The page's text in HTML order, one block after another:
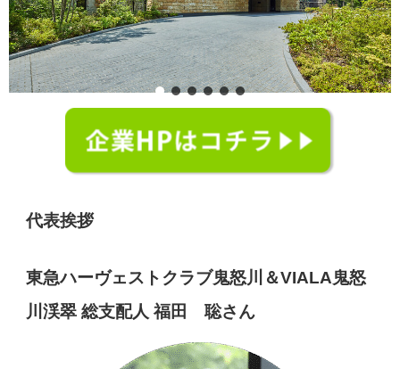
代表挨拶
東急ハーヴェストクラブ鬼怒川＆VIALA鬼怒
川渓翠 総支配人 福田 聡さん